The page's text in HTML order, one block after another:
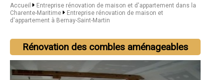
Accueil
Entreprise rénovation de maison et d'appartement dans la
Charente-Maritime
Entreprise rénovation de maison et
d'appartement à Bernay-Saint-Martin
Rénovation des combles aménageables